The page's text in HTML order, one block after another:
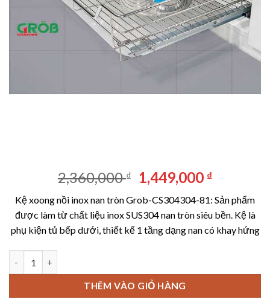
2,360,000₫
Giá
gốc
là:
2,360,000 ₫.
1,449,000 ₫Giá
hiện
tại
là:
Kệ xoong nồi inox nan tròn Grob-CS304304-81: Sản phẩm
được làm từ chất liệu inox SUS304 nan tròn siêu bền. Kệ là
phụ kiện tủ bếp dưới, thiết kế 1 tầng dạng nan có khay hứng
THÊM VÀO GIỎ HÀNG